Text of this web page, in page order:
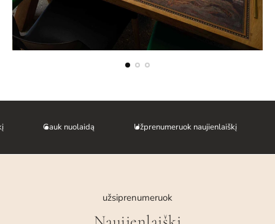
Gauk nuolaidą Užprenumeruok naujienlaiškį
užsiprenumeruok